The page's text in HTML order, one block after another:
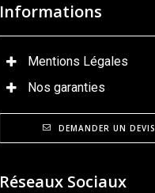
Informations
Mentions Légales
Nos garanties
DEMANDER UN DEVIS
Réseaux Sociaux